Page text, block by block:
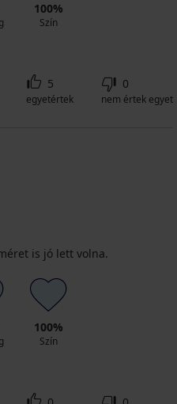
100%
Szín
5
egyetértek
0
nem értek egyet
is jó lett volna.
100%
Szín